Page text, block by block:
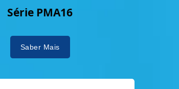
Série PMA16
Saber Mais